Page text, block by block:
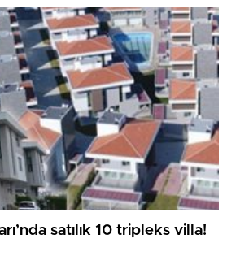
satılık 10 tripleks villa!